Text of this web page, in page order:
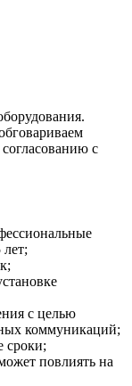
с
с целью
коммуникаций;
сроки;
повлиять на